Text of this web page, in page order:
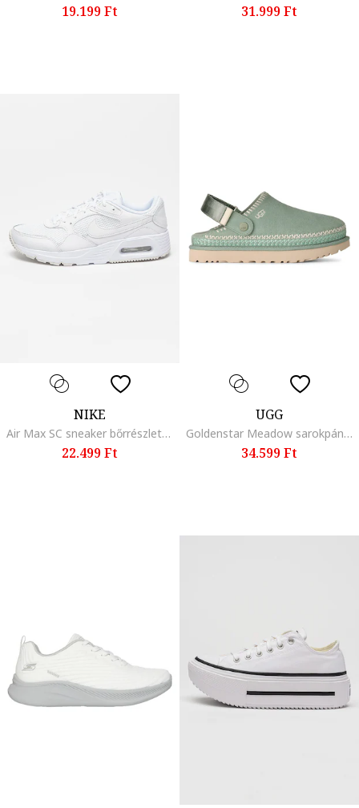
19.199 Ft 31.999 Ft
NIKE
Air Max SC sneaker bőrrészletekkel, Fehér
22.499 Ft
UGG
Goldenstar Meadow sarokpántos papucs, Világoszöld
34.599 Ft